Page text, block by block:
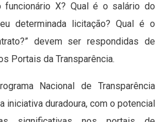
funcionário X? Qual é o salário do
determinada licitação? Qual é o
devem ser respondidas de
Portais da Transparência.
Nacional de Transparência
iniciativa duradoura, com o potencial